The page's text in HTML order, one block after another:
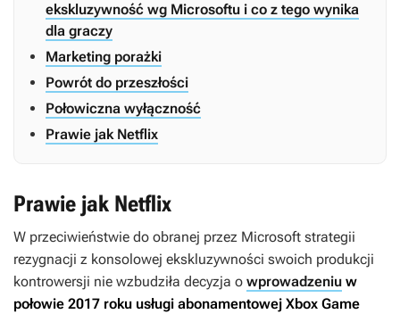
ekskluzywność wg Microsoftu i co z tego wynika
dla graczy
Marketing porażki
Powrót do przeszłości
Połowiczna wyłączność
Prawie jak Netflix
Prawie jak Netflix
W przeciwieństwie do obranej przez Microsoft strategii
rezygnacji z konsolowej ekskluzywności swoich produkcji
kontrowersji nie wzbudziła decyzja o wprowadzeniu w
połowie 2017 roku usługi abonamentowej Xbox Game